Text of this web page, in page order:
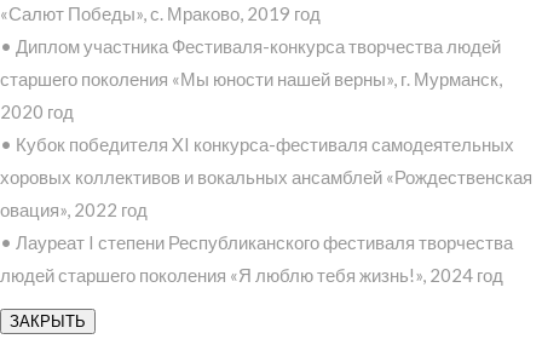
«Салют Победы», с. Мраково, 2019 год
• Диплом участника Фестиваля-конкурса творчества людей
старшего поколения «Мы юности нашей верны», г. Мурманск,
2020 год
• Кубок победителя XI конкурса-фестиваля самодеятельных
хоровых коллективов и вокальных ансамблей «Рождественская
овация», 2022 год
• Лауреат I степени Республиканского фестиваля творчества
людей старшего поколения «Я люблю тебя жизнь!», 2024 год
ЗАКРЫТЬ